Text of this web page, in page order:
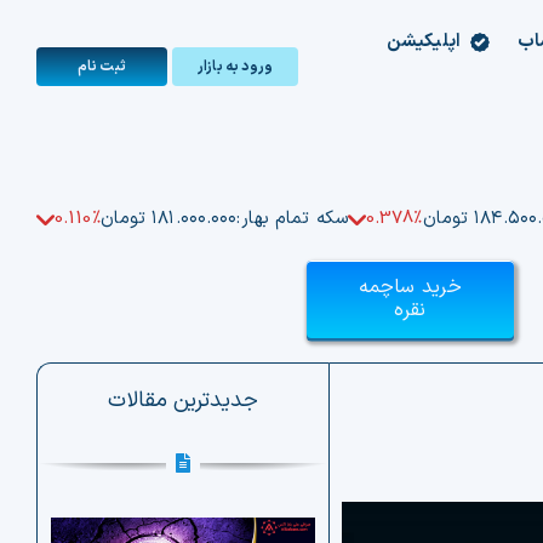
اپلیکیشن
ورود به بازار ثبت‌ نام
تومان 0.378% سکه تمام بهار:۱۸۱.۰۰۰.۰۰۰ تومان 0.110%
خرید ساچمه
نقره
جدیدترین مقالات